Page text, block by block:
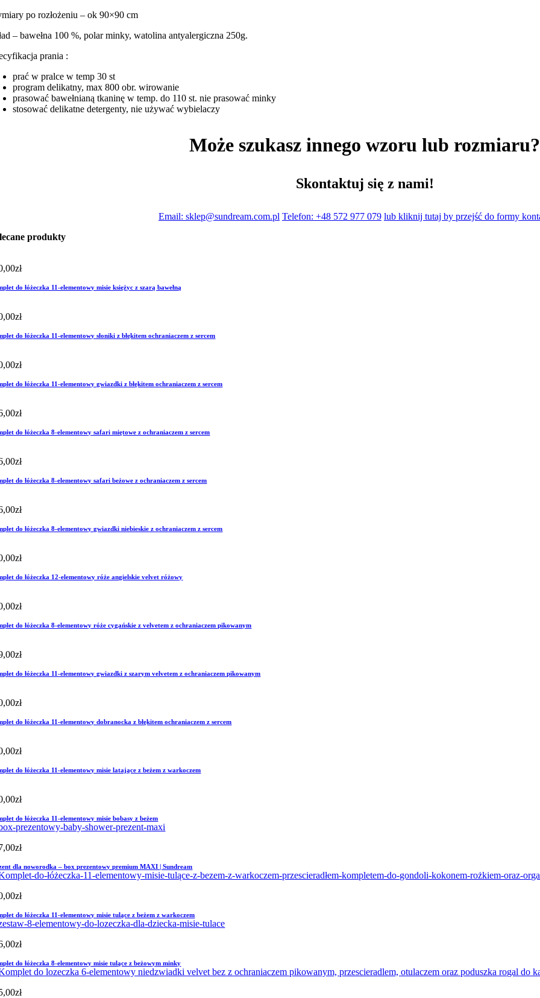
po rozłożeniu – ok 90×90 cm
– bawełna 100 %, polar minky, watolina antyalergiczna 250g.
prania :
prać w pralce w temp 30 st
program delikatny, max 800 obr. wirowanie
prasować bawełnianą tkaninę w temp. do 110 st. nie prasować minky
stosować delikatne detergenty, nie używać wybielaczy
Może szukasz innego wzoru lub rozmiaru?
Skontaktuj się z nami!
Email: sklep@sundream.com.pl Telefon: +48 572 977 079 lub kliknij tutaj by przejść do formy
produkty
zł
do łóżeczka 11-elementowy misie księżyc z szarą bawełną
zł
do łóżeczka 11-elementowy słoniki z błękitem ochraniaczem z sercem
zł
do łóżeczka 11-elementowy gwiazdki z błękitem ochraniaczem z sercem
zł
do łóżeczka 8-elementowy safari miętowe z ochraniaczem z sercem
zł
do łóżeczka 8-elementowy safari beżowe z ochraniaczem z sercem
zł
do łóżeczka 8-elementowy gwiazdki niebieskie z ochraniaczem z sercem
zł
do łóżeczka 12-elementowy róże angielskie velvet różowy
zł
do łóżeczka 8-elementowy róże cygańskie z velvetem z ochraniaczem pikowanym
zł
do łóżeczka 11-elementowy gwiazdki z szarym velvetem z ochraniaczem pikowanym
zł
do łóżeczka 11-elementowy dobranocka z błękitem ochraniaczem z sercem
zł
do łóżeczka 11-elementowy misie latające z beżem z warkoczem
zł
do łóżeczka 11-elementowy misie bobasy z beżem
zł
dla noworodka – box prezentowy premium MAXI | Sundream
zł
do łóżeczka 11-elementowy misie tulące z beżem z warkoczem
zł
do łóżeczka 8-elementowy misie tulące z beżowym minky
zł